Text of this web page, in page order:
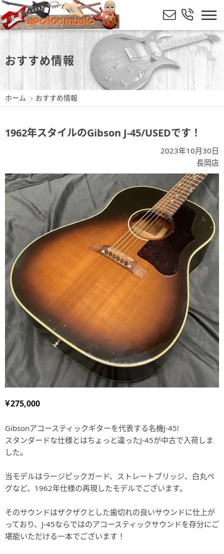
おすすめ情報
ホーム おすすめ情報
1962年スタイルのGibson J-45/USEDです！
2023年10月30日
長岡店
275,000
Gibsonアコースティックギターを代表する名機J-45!
スタンダードな仕様とはちょっと違ったJ-45が中古で入荷しま
した。
当モデルはラージピックガード、ストレートブリッジ、白丸ペ
グなど、1962年仕様の再現したモデルでございます。
そのサウンドはザクザクとした歯切れの良いサウンドに仕上が
っており、J-45ならではのアコースティックサウンドを存分にご
堪能いただける一本でございます！